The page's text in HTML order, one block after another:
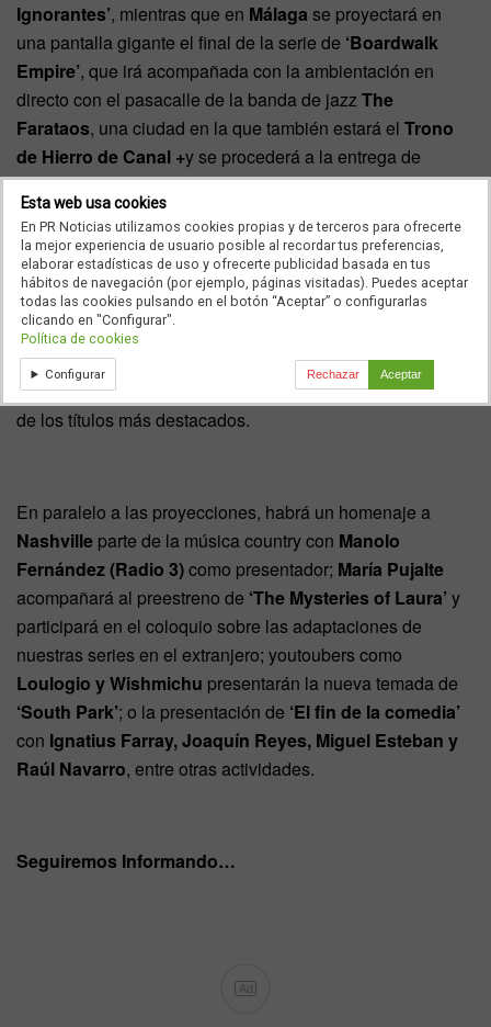
Ignorantes’, mientras que en Málaga se proyectará en
una pantalla gigante el final de la serie de ‘Boardwalk
Empire’, que irá acompañada con la ambientación en
directo con el pasacalle de la banda de jazzThe
Farataos, una ciudad en la que también estará el Trono
de Hierro de Canal +y se procederá a la entrega de
premios del concursoCrossover: La serie.
Los más pequeños también tendrán su espacio en las tres
localidades con proyecciones, talleres infantiles y mucha
diversión.‘La Princesa Sofía’ (Disney Junior), ‘Star
Wars Rebels, la película’ (Disney XD), ‘Breadwinner’
(Nickelodeon) y ‘Doozers’ (Canal Panda)serán algunos
de los títulos más destacados.
En paralelo a las proyecciones, habrá un homenaje a
Nashville parte de la música country con Manolo
Fernández (Radio 3)como presentador; María Pujalte
acompañará al preestreno de ‘The Mysteries of Laura’ y
participará en el coloquio sobre las adaptaciones de
nuestras series en el extranjero; youtoubers como
Loulogio y Wishmichu presentarán la nueva temada de
‘South Park’; o la presentación de ‘El fin de la comedia’
con Ignatius Farray, Joaquín Reyes, Miguel Esteban y
Raúl Navarro, entre otras actividades.
Seguiremos Informando…
Ad
Esta web usa cookies
En PR Noticias utilizamos cookies propias y de terceros para ofrecerte
la mejor experiencia de usuario posible al recordar tus preferencias,
elaborar estadísticas de uso y ofrecerte publicidad basada en tus
hábitos de navegación (por ejemplo, páginas visitadas). Puedes aceptar
todas las cookies pulsando en el botón “Aceptar” o configurarlas
clicando en "Configurar".
Política de cookies
Configurar Rechazar Aceptar